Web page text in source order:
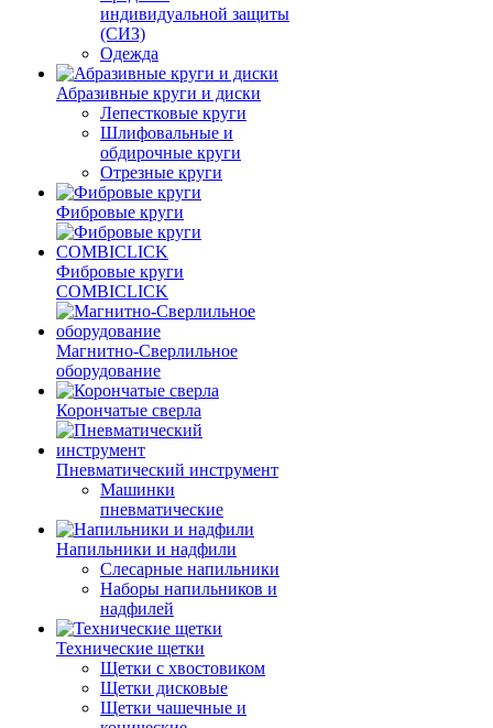
индивидуальной защиты
(СИЗ)
Одежда
Абразивные круги и диски
Лепестковые круги
Шлифовальные и
обдирочные круги
Отрезные круги
Фибровые круги
Фибровые круги
COMBICLICK
Магнитно-Сверлильное
оборудование
Корончатые сверла
Пневматический инструмент
Машинки
пневматические
Напильники и надфили
Слесарные напильники
Наборы напильников и
надфилей
Технические щетки
Щетки с хвостовиком
Щетки дисковые
Щетки чашечные и